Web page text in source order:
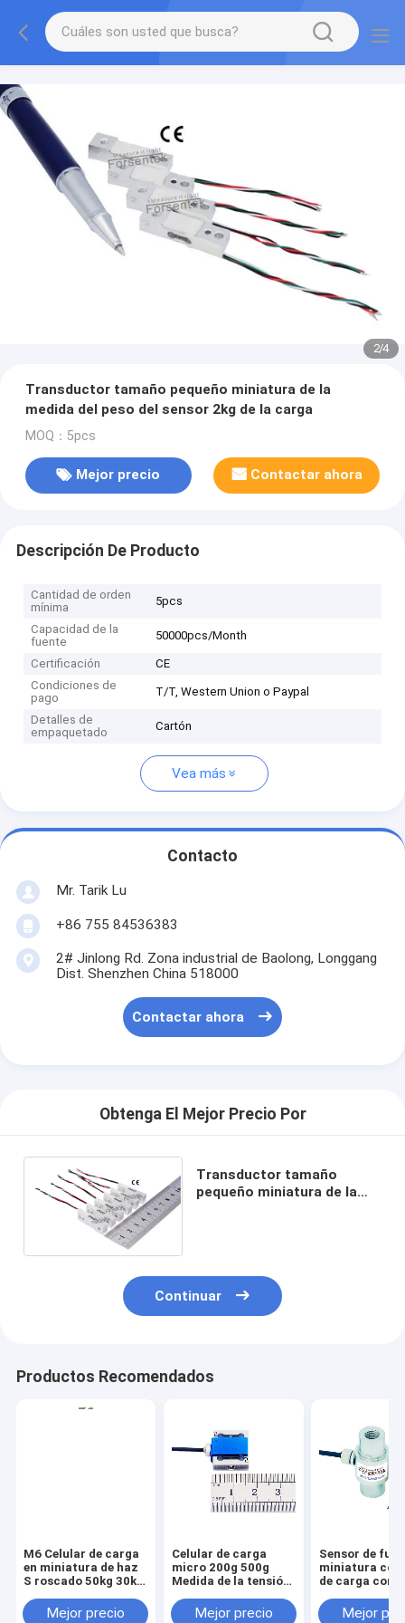
2/4
Transductor tamaño pequeño miniatura de la
medida del peso del sensor 2kg de la carga
MOQ：5pcs
Mejor precio Contactar ahora
Descripción De Producto
Cantidad de orden
mínima
5pcs
Capacidad de la
fuente
50000pcs/Month
Certificación
CE
Condiciones de
pago
T/T, Western Union o Paypal
Detalles de
empaquetado
Cartón
Vea más
Contacto
Mr. Tarik Lu
+86 755 84536383
2# Jinlong Rd. Zona industrial de Baolong, Longgang
Dist. Shenzhen China 518000
Contactar ahora
Obtenga El Mejor Precio Por
Transductor tamaño
pequeño miniatura de la
Continuar
Productos Recomendados
M6 Celular de carga
en miniatura de haz
S roscado 50kg 30kg
Mejor precio
Celular de carga
micro 200g 500g
Medida de la tensión
compresión 2N 5N
Mejor precio
Sensor de
miniatura con
de carga con
Mejor